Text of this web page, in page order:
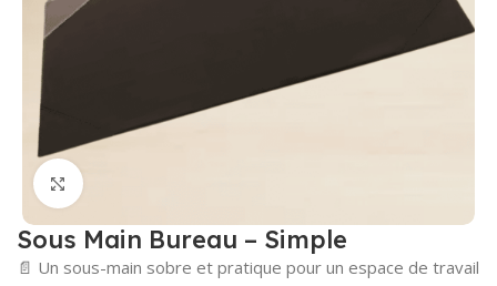
Cliquez pour agrandir
Sous Main Bureau – Simple
📄 Un sous-main sobre et pratique pour un espace de travail